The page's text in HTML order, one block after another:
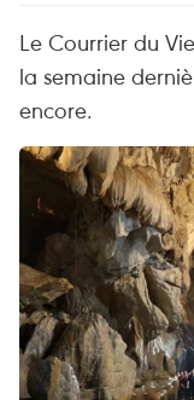
Le Courrier du
la semaine
encore.